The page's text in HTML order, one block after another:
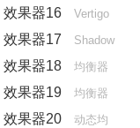
效果器16 Vertigo
果器17
Shadow
效果器18 均衡器
效果器19 均衡器
效果器20
动态均